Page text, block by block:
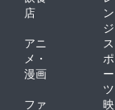
店
ン
ジ
アニ
メ・
漫画
ス
ポ
ー
ツ
ファ
映